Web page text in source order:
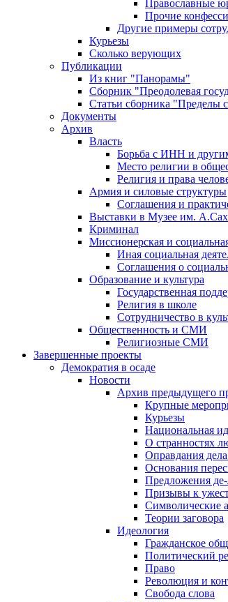
Православные
Прочие
Другие примеры
Курьезы
Сколько верующих
Публикации
Из книг "Панорамы"
Сборник "Преодолевая
Статьи сборника "Пределы
Документы
Архив
Власть
Борьба с ИНН и
Место религии в
Религия и права
Армия и силовые структуры
Соглашения и
Выставки в Музее им.
Криминал
Миссионерская и
Иная социальная
Соглашения о
Образование и культура
Государственная
Религия в школе
Сотрудничество в
Общественность и СМИ
Религиозные СМИ
Завершенные проекты
Демократия в осаде
Новости
Архив предыдущего
Крупные
Курьезы
Национальная
О странностях
Оправдания
Основания
Предложения
Призывы к
Символические
Теории заговора
Идеология
Гражданское
Политический
Право
Революция и
Свобода слова